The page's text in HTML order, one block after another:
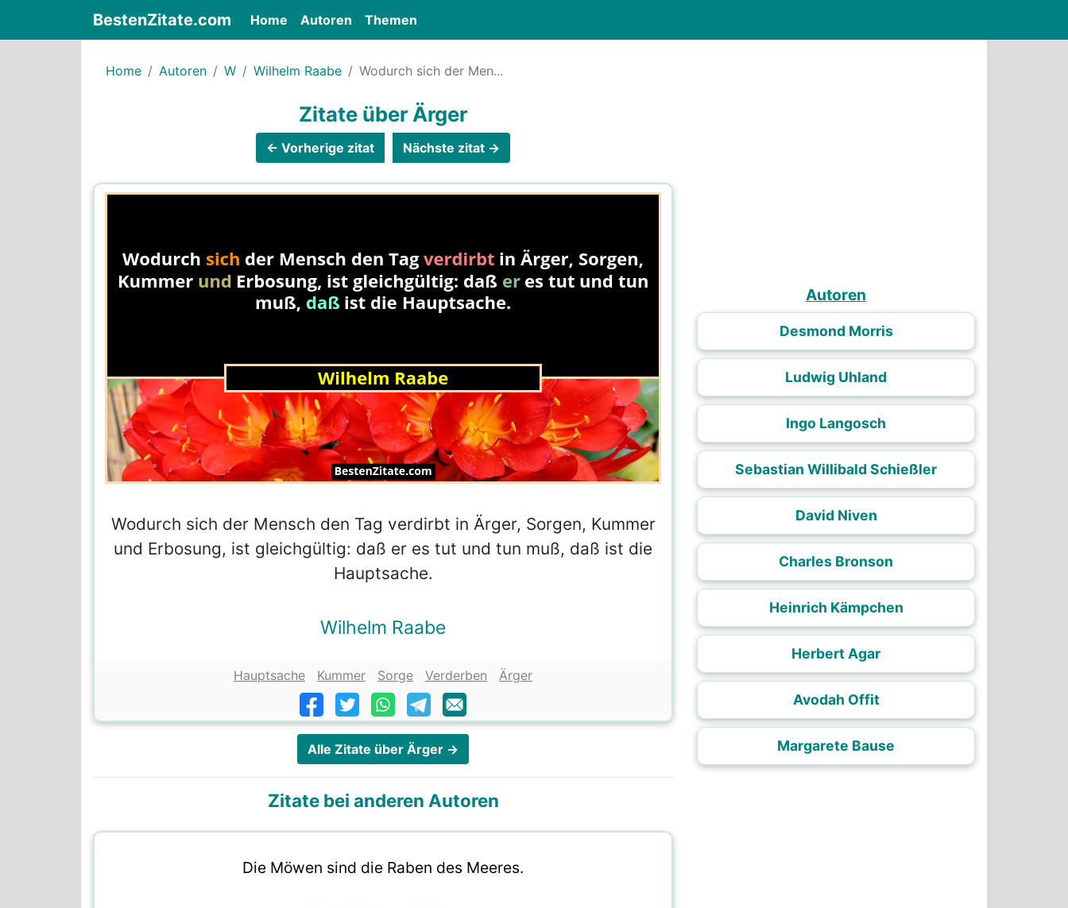
BestenZitate.com Home (current)
Autoren Themen
Home Autoren W Wilhelm Raabe Wodurch sich der Men...
Zitate über Ärger
← Vorherige zitat Nächste zitat →
Wodurch sich der Mensch den Tag verdirbt in Ärger, Sorgen, Kummer
und Erbosung, ist gleichgültig: daß er es tut und tun muß, daß ist die
Hauptsache.
Wilhelm Raabe
Hauptsache Kummer Sorge Verderben Ärger
Alle Zitate über Ärger →
Zitate bei anderen Autoren
Die Möwen sind die Raben des Meeres.
Autoren
Desmond Morris
Ludwig Uhland
Ingo Langosch
Sebastian Willibald Schießler
David Niven
Charles Bronson
Heinrich Kämpchen
Herbert Agar
Avodah Offit
Margarete Bause